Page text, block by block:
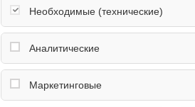
47.5
85
Необходимые (технические)
Обеспечивают корректную работу сайта:
вход в личный кабинет. Без них основные
Аналитические
Собирают обезличенную информацию о
сайта (например, счётчики аналитики),
Маркетинговые